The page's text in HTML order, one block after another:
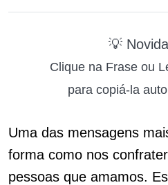
💡
Clique na Frase ou
para copiá-la
Uma das mensagens
forma como nos
pessoas que amamos.